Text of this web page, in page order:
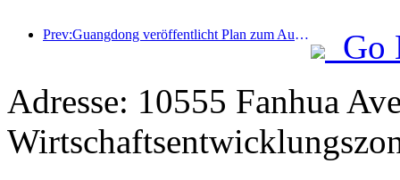
Prev:Guangdong veröffentlicht Plan zum Ausbau der Kapazitäten im Dienstleistungssektor, um die Greater Bay Area zu einem erstklassigen Touristenziel zu entwickeln
Go
Adresse: 10555 Fanhua